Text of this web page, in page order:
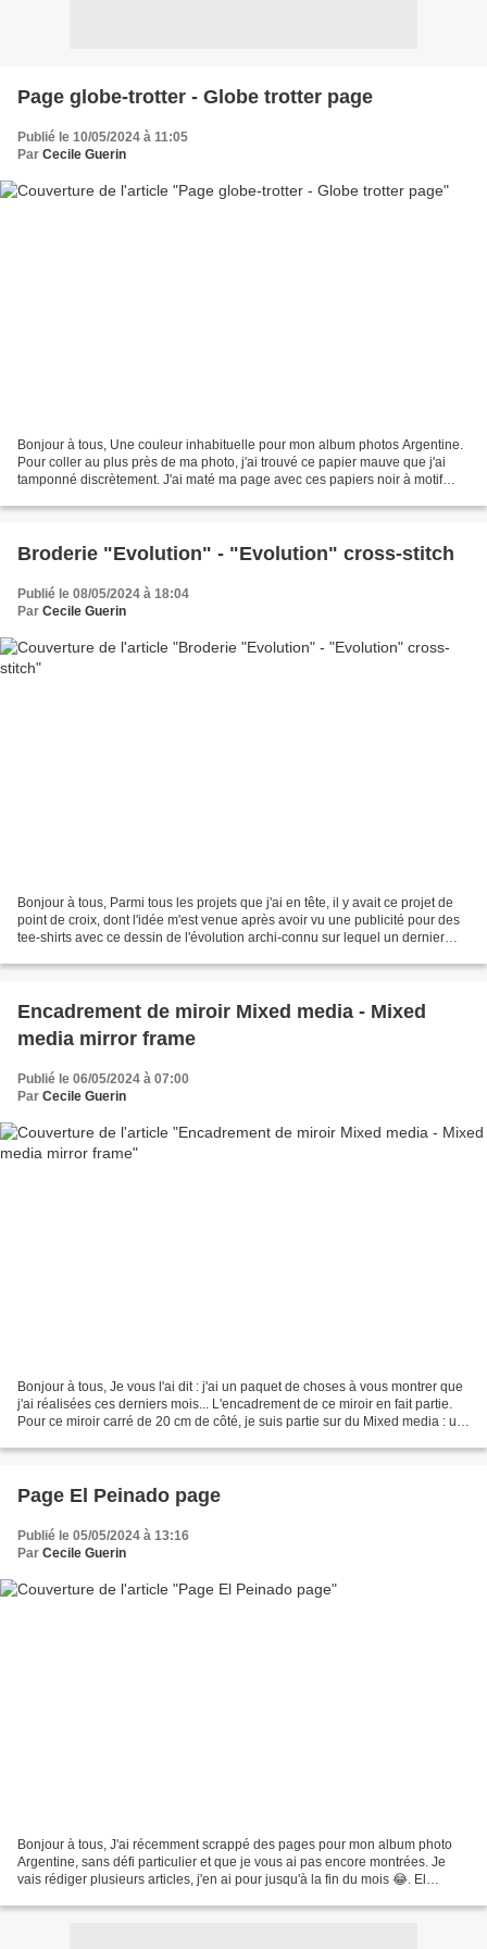
Page globe-trotter - Globe trotter page
Publié le 10/05/2024 à 11:05
Par Cecile Guerin
Bonjour à tous, Une couleur inhabituelle pour mon album photos Argentine.
Pour coller au plus près de ma photo, j'ai trouvé ce papier mauve que j'ai
tamponné discrètement. J'ai maté ma page avec ces papiers noir à motif
Broderie "Evolution" - "Evolution" cross-stitch
Publié le 08/05/2024 à 18:04
Par Cecile Guerin
Bonjour à tous, Parmi tous les projets que j'ai en tête, il y avait ce projet de
point de croix, dont l'idée m'est venue après avoir vu une publicité pour des
tee-shirts avec ce dessin de l'évolution archi-connu sur lequel un dernier
Encadrement de miroir Mixed media - Mixed
media mirror frame
Publié le 06/05/2024 à 07:00
Par Cecile Guerin
Bonjour à tous, Je vous l'ai dit : j'ai un paquet de choses à vous montrer que
j'ai réalisées ces derniers mois... L'encadrement de ce miroir en fait partie.
Pour ce miroir carré de 20 cm de côté, je suis partie sur du Mixed media : un
Page El Peinado page
Publié le 05/05/2024 à 13:16
Par Cecile Guerin
Bonjour à tous, J'ai récemment scrappé des pages pour mon album photo
Argentine, sans défi particulier et que je vous ai pas encore montrées. Je
vais rédiger plusieurs articles, j'en ai pour jusqu'à la fin du mois 😂. El